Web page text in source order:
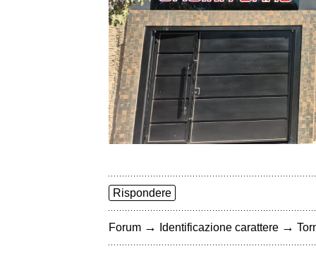
Rispondere
Forum → Identificazione carattere →